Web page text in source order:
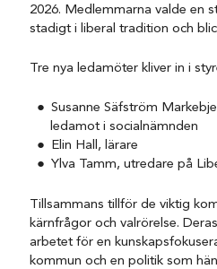
2026. Medlemmarna valde en
stadigt i liberal tradition och
Tre nya ledamöter kliver in i
Susanne Säfström
ledamot i socialnämnden
Elin Hall, lärare
Ylva Tamm, utredare på
Tillsammans tillför de viktig
kärnfrågor och valrörelse.
arbetet för en
kommun och en politik som